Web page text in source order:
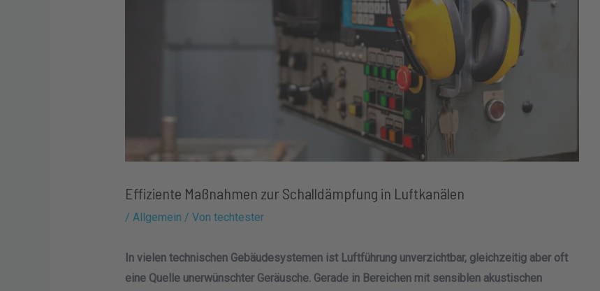
Effiziente Maßnahmen zur Schalldämpfung in Luftkanälen
/ Allgemein / Von techtester
In vielen technischen Gebäudesystemen ist Luftführung unverzichtbar, gleichzeitig aber oft
eine Quelle unerwünschter Geräusche. Gerade in Bereichen mit sensiblen akustischen